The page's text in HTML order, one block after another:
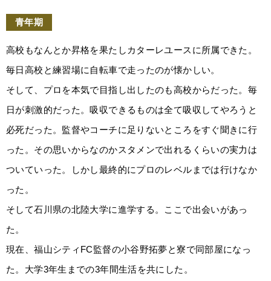
青年期
高校もなんとか昇格を果たしカターレユースに所属できた。
毎日高校と練習場に自転車で走ったのが懐かしい。
そして、プロを本気で目指し出したのも高校からだった。毎
日が刺激的だった。吸収できるものは全て吸収してやろうと
必死だった。監督やコーチに足りないところをすぐ聞きに行
った。その思いからなのかスタメンで出れるくらいの実力は
ついていった。しかし最終的にプロのレベルまでは行けなか
った。
そして石川県の北陸大学に進学する。ここで出会いがあっ
た。
現在、福山シティFC監督の小谷野拓夢と寮で同部屋になっ
た。大学3年生までの3年間生活を共にした。